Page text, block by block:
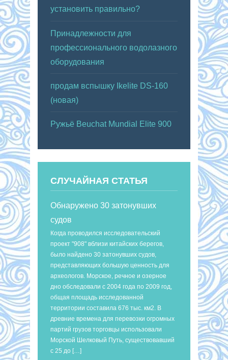
установить правильно?
Принадлежности для
профессионального водолазного
оборудования
продам вспышку Ikelite DS-160
(новая)
Ружьё Beuchat Mundial Elite 900
СЛУЧАЙНАЯ СТАТЬЯ
Обнаружено 30 затонувших
судов
Когда проводился исследовательский
проект "908" вблизи китайских берегов,
было найдено 30 затонувших судов,
представляющих большую ценность для
археологов. Морское, речное и озерное
дно обследовали с 2004 года по 2009 год,
общая площадь исследованной
территории составила 676 тыс. км2. В
древние времена для перевозки огромных
партий грузов торговцы использовали
Морской Шелковый Путь, существовавший
с 25 до […]